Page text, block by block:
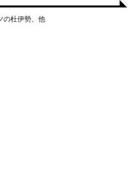
杜伊勢、他